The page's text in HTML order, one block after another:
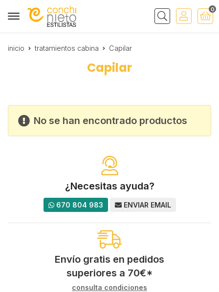
Buscar
0
inicio tratamientos cabina Capilar
Capilar
No se han encontrado productos
¿Necesitas ayuda?
670 804 983 ENVIAR EMAIL
Envío gratis en pedidos
superiores a 70€*
consulta condiciones